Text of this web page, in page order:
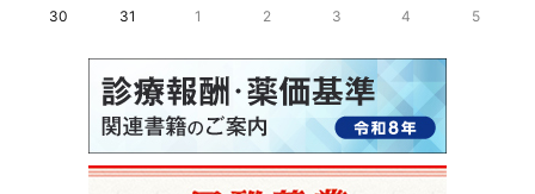
30
31 1 2 3 4 5